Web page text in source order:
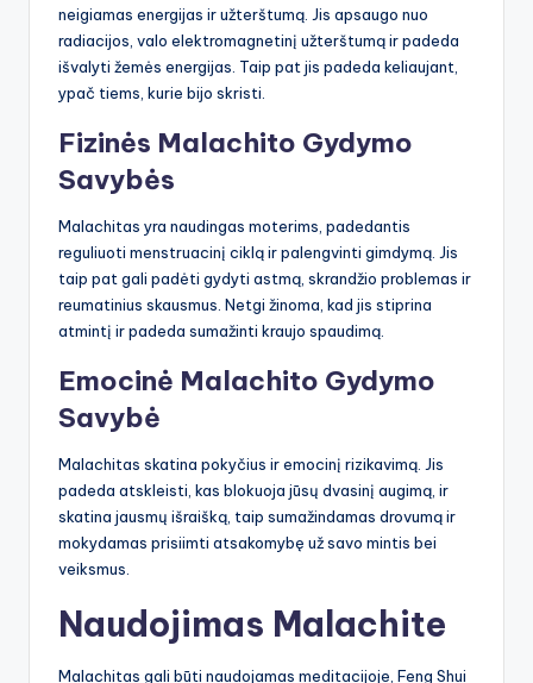
neigiamas energijas ir užterštumą. Jis apsaugo nuo
radiacijos, valo elektromagnetinį užterštumą ir padeda
išvalyti žemės energijas. Taip pat jis padeda keliaujant,
ypač tiems, kurie bijo skristi.
Fizinės Malachito Gydymo
Savybės
Malachitas yra naudingas moterims, padedantis
reguliuoti menstruacinį ciklą ir palengvinti gimdymą. Jis
taip pat gali padėti gydyti astmą, skrandžio problemas ir
reumatinius skausmus. Netgi žinoma, kad jis stiprina
atmintį ir padeda sumažinti kraujo spaudimą.
Emocinė Malachito Gydymo
Savybė
Malachitas skatina pokyčius ir emocinį rizikavimą. Jis
padeda atskleisti, kas blokuoja jūsų dvasinį augimą, ir
skatina jausmų išraišką, taip sumažindamas drovumą ir
mokydamas prisiimti atsakomybę už savo mintis bei
veiksmus.
Naudojimas Malachite
Malachitas gali būti naudojamas meditacijoje, Feng Shui